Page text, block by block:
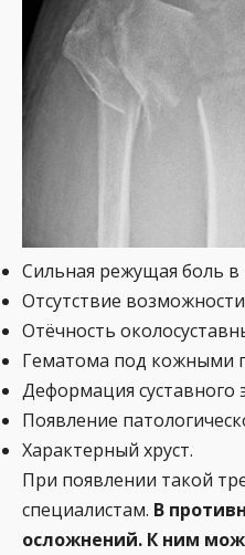
Сильная режущая боль в
Отсутствие
Отёчность
Гематома под кожными
Деформация суставного
Появление
Характерный хруст.
При появлении такой
специалистам. В
осложнений. К ним